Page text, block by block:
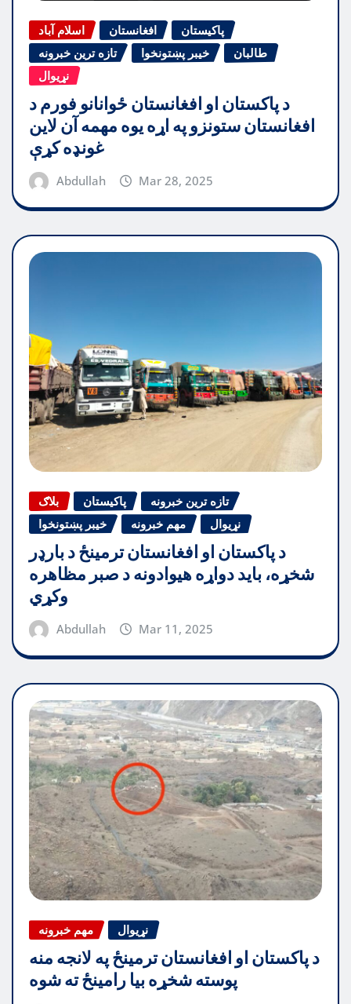
اسلام آباد افغانستان
پاکیستان
تازه ترین خبرونه
خیبر پښتونخوا
طالبان
نړیوال
د پاکستان او افغانستان ځوانانو فورم د
افغانستان ستونزو په اړه یوه مهمه آن لاین
غونډه کړې
Abdullah Mar 28, 2025
بلاګ پاکیستان
تازه ترین خبرونه
خیبر پښتونخوا
مهم خبرونه نړیوال
د پاکستان او افغانستان ترمینځ د بارډر
شخړه، باید دواړه هیوادونه د صبر مظاهره
وکړي
Abdullah Mar 11, 2025
مهم خبرونه نړیوال
د پاکستان او افغانستان ترمینځ په لانجه منه
پوسته شخړه بیا رامینځ ته شوه